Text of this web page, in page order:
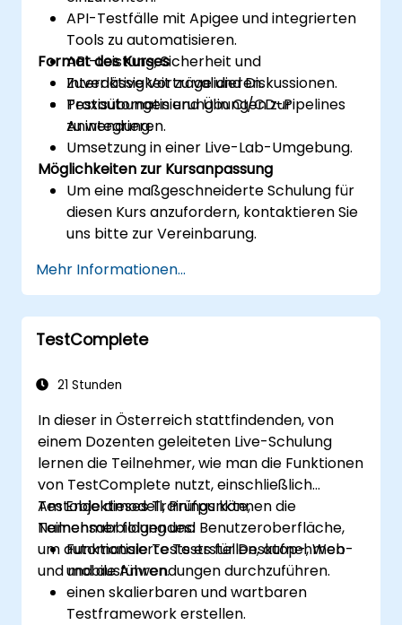
API-Testfälle mit Apigee und integrierten
Tools zu automatisieren.
API-Leistung, Sicherheit und
Zuverlässigkeit zu validieren.
Testautomatisierung in CI/CD-Pipelines
zu integrieren.
Format des Kurses
Interaktive Vorträge und Diskussionen.
Praxisübungen und Übungen zur
Anwendung.
Umsetzung in einer Live-Lab-Umgebung.
Möglichkeiten zur Kursanpassung
Um eine maßgeschneiderte Schulung für
diesen Kurs anzufordern, kontaktieren Sie
uns bitte zur Vereinbarung.
Mehr Informationen...
TestComplete
21 Stunden
In dieser in Österreich stattfindenden, von
einem Dozenten geleiteten Live-Schulung
lernen die Teilnehmer, wie man die Funktionen
von TestComplete nutzt, einschließlich
Testobjektmodell, Prüfpunkte,
Namensabbildung und Benutzeroberfläche,
um automatisierte Tests für Desktop-, Web-
und mobile Anwendungen durchzuführen.
Am Ende dieses Trainings können die
Teilnehmer folgendes:
Funktionale Tests erstellen, aufnehmen
und ausführen.
einen skalierbaren und wartbaren
Testframework erstellen.